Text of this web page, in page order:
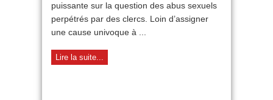
puissante sur la question des abus sexuels
perpétrés par des clercs. Loin d’assigner
une cause univoque à ...
Lire la suite...